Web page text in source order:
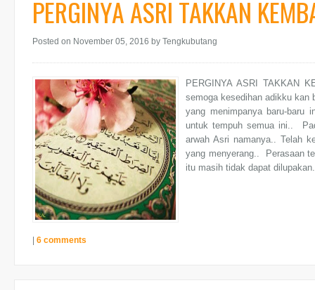
PERGINYA ASRI TAKKAN
Posted on November 05, 2016 by Tengkubutang
PERGINYA ASRI TAKKAN
semoga kesedihan adikku kan
yang menimpanya baru-
untuk tempuh semua ini..
arwah Asri namanya.. Telah
yang menyerang.. Perasaan
itu masih tidak dapat
6 comments